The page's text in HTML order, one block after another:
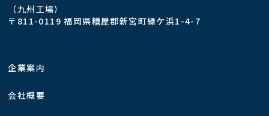
（九州工場）
〒811-0119 福岡県糟屋郡新宮町緑ケ浜1-4-7
企業案内
会社概要